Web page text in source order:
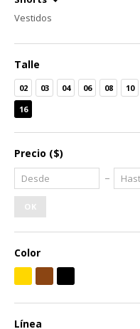
Vestidos
Talle
02 03 04 06 08 10
16
Precio ($)
OK
Color
Línea